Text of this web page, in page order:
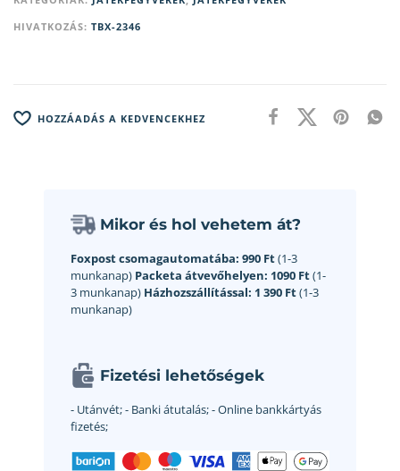
HIVATKOZÁS: TBX-2346
HOZZÁADÁS A KEDVENCEKHEZ
Mikor és hol vehetem át?
Foxpost csomagautomatába: 990 Ft(1-3
munkanap) Packeta átvevőhelyen: 1090 Ft(1-
3 munkanap) Házhozszállítással: 1 390 Ft(1-3
munkanap)
Fizetési lehetőségek
- Utánvét;- Banki átutalás;- Online bankkártyás
fizetés;